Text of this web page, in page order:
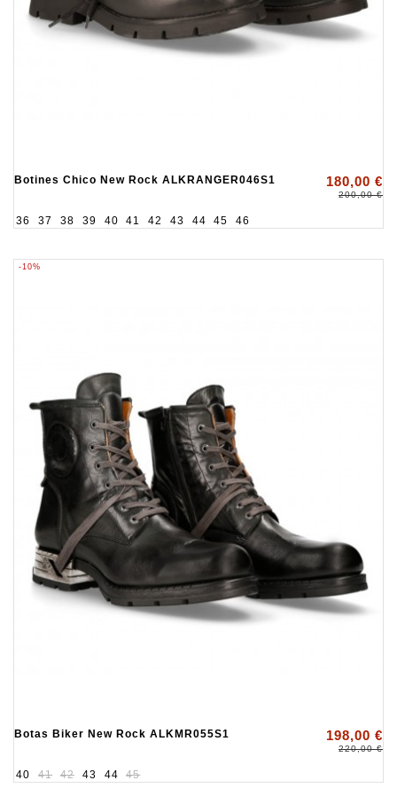
Botines Chico New Rock ALKRANGER046S1 180,00 €
200,00 €
36 37 38 39 40 41 42 43 44 45 46
-10%
Botas Biker New Rock ALKMR055S1 198,00 €
220,00 €
40 41 42 43 44 45